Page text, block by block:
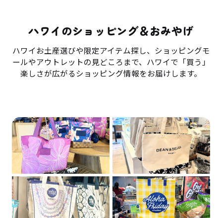
ハワイのショッピング＆おみやげ
ハワイお土産選びや限定アイテム探し、ショッピングモ
ールやアウトレットの見どころまで、ハワイで「買う」
楽しさが広がるショッピング情報をお届けします。